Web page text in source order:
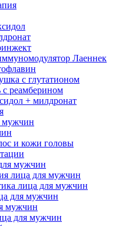
Лаеннек
с глутатионом
с реамберином
+ милдронат
мужчин
и кожи головы
мужчин
лица для мужчин
лица для мужчин
для мужчин
мужчин
для мужчин